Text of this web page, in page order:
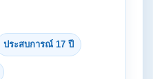
ประสบการณ์ 17 ปี